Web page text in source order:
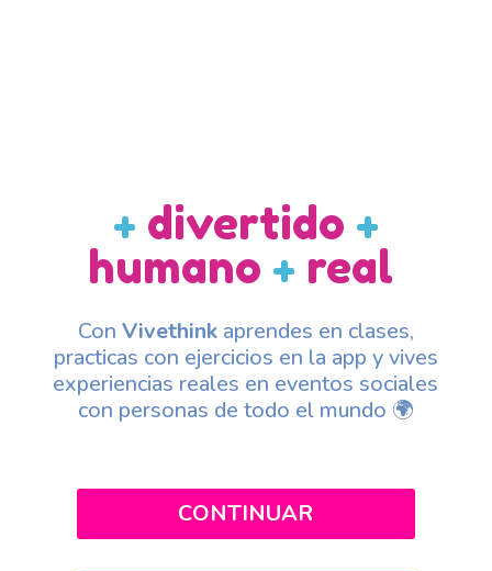
+ divertido +
humano + real
Con Vivethink aprendes en clases,
practicas con ejercicios en la app y vives
experiencias reales en eventos sociales
con personas de todo el mundo 🌍
CONTINUAR